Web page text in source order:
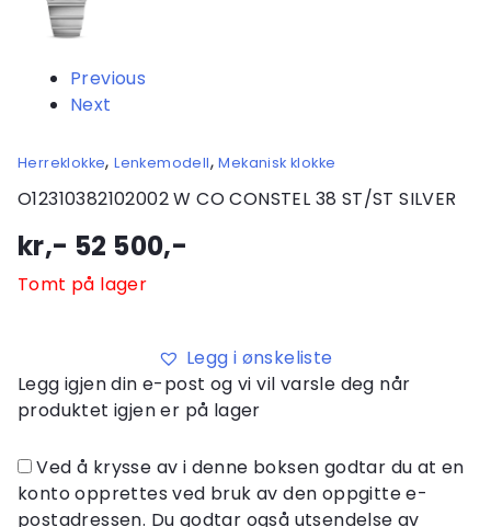
Previous
Next
Herreklokke,Lenkemodell,Mekanisk klokke
O12310382102002 W CO CONSTEL 38 ST/ST SILVER
kr,- 52 500,-
Tomt på lager
Legg i ønskeliste
Legg igjen din e-post og vi vil varsle deg når
produktet igjen er på lager
Ved å krysse av i denne boksen godtar du at en
konto opprettes ved bruk av den oppgitte e-
postadressen. Du godtar også utsendelse av